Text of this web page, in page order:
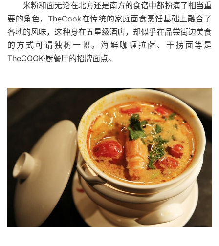
米粉和面无论在北方还是南方的食谱中都扮演了相当重
要的角色，TheCook在传统的家庭面食烹饪基础上融合了
各地的风味，这种身在五星级酒店，却似乎在品尝街边美食
的方式可谓独树一帜。海鲜咖喱拉萨、干捞面等是
TheCOOK∙厨餐厅的招牌面点。